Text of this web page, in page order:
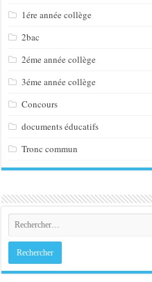
1ére année collège
2bac
2éme année collège
3éme année collège
Concours
documents éducatifs
Tronc commun